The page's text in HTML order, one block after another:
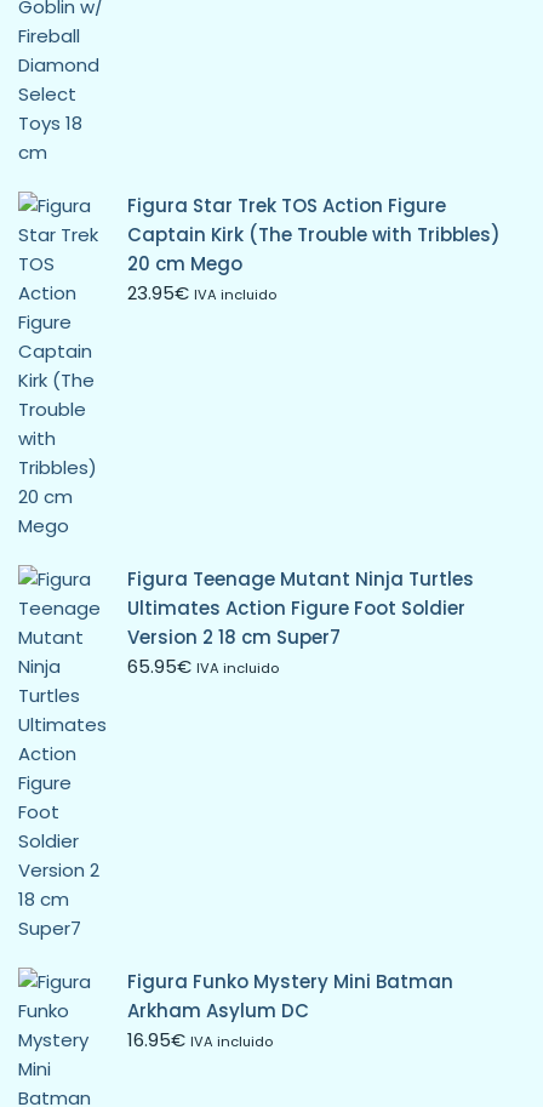
Figura Star Trek TOS Action Figure
Captain Kirk (The Trouble with Tribbles)
20 cm Mego
23.95€ IVA incluido
Figura Teenage Mutant Ninja Turtles
Ultimates Action Figure Foot Soldier
Version 2 18 cm Super7
65.95€ IVA incluido
Figura Funko Mystery Mini Batman
Arkham Asylum DC
16.95€ IVA incluido